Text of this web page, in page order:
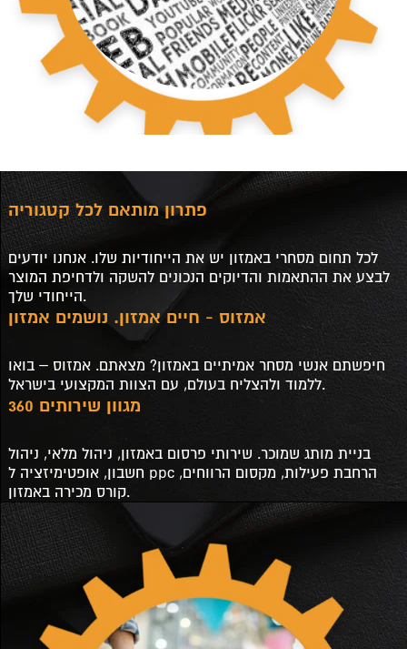
פתרון מותאם לכל קטגוריה
לכל תחום מסחרי באמזון יש את הייחודיות שלו. אנחנו יודעים
לבצע את ההתאמות והדיוקים הנכונים להשקה ולדחיפת המוצר
הייחודי שלך.
אמזוס - חיים אמזון. נושמים אמזון
חיפשתם אנשי מסחר אמיתיים באמזון? מצאתם. אמזוס – בואו
ללמוד ולהצליח בעולם, עם הצוות המקצועי בישראל.
מגוון שירותים 360
בניית מותג שמוכר. שירותי פרסום באמזון, ניהול מלאי, ניהול
חשבון, אופטימיזציה ל ppc הרחבת פעילות, מקסום הרווחים,
קורס מכירה באמזון.